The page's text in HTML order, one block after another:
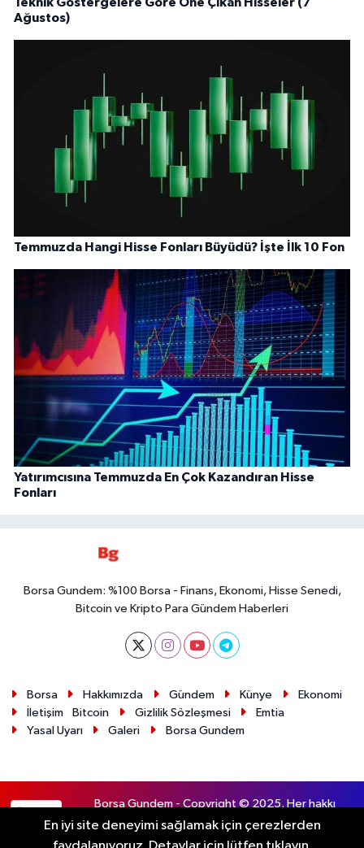
Ağustos)
Temmuzda Hangi Hisse Fonları Büyüdü? İşte İlk 10 Fon
Yatırımcısına Temmuzda En Çok Kazandıran Hisse
Fonları
Borsa Gundem: %100 Borsa - Finans, Ekonomi, Hisse Senedi,
Bitcoin ve Kripto Para Gündem Haberleri
Borsa Hakkımızda Gündem Künye
Ekonomi
İletişim
Bitcoin Gizlilik Sözleşmesi
Emtia
Yasal Uyarı
Galeri Borsa Gundem
Borsa Gundem - Copyright © 2025. Her hakkı
saklıdır.
En iyi site deneyimi sağlamak için çerezlerden